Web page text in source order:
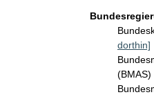
dorthin]
(BMAS)